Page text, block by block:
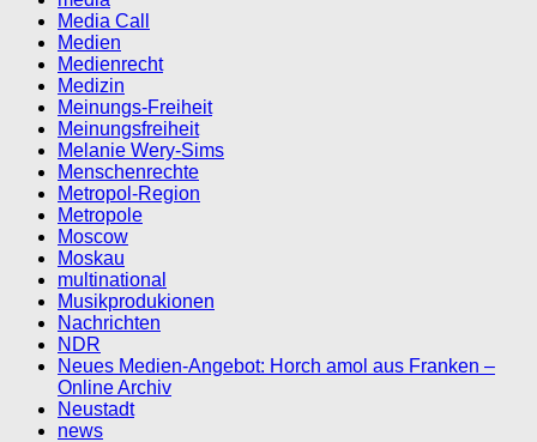
Media Call
Medien
Medienrecht
Medizin
Meinungs-Freiheit
Meinungsfreiheit
Melanie Wery-Sims
Menschenrechte
Metropol-Region
Metropole
Moscow
Moskau
multinational
Musikprodukionen
Nachrichten
NDR
Neues Medien-Angebot: Horch amol aus Franken –
Online Archiv
Neustadt
news